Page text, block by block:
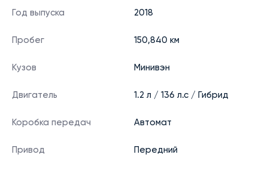
Год выпуска 2018
Пробег 150,840 км
Кузов Минивэн
Двигатель 1.2 л / 136 л.с / Гибрид
Коробка передач Автомат
Привод Передний